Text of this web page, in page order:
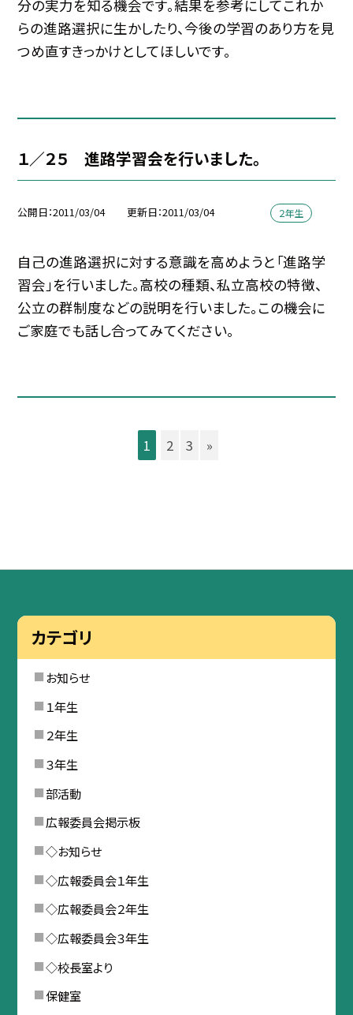
分の実力を知る機会です。結果を参考にしてこれか
らの進路選択に生かしたり、今後の学習のあり方を見
つめ直すきっかけとしてほしいです。
１／２５ 進路学習会を行いました。
公開日 2011/03/04 更新日 2011/03/04 ２年生
自己の進路選択に対する意識を高めようと「進路学
習会」を行いました。高校の種類、私立高校の特徴、
公立の群制度などの説明を行いました。この機会に
ご家庭でも話し合ってみてください。
1 2 3 »
カテゴリ
お知らせ
１年生
２年生
３年生
部活動
広報委員会掲示板
◇お知らせ
◇広報委員会１年生
◇広報委員会２年生
◇広報委員会３年生
◇校長室より
保健室